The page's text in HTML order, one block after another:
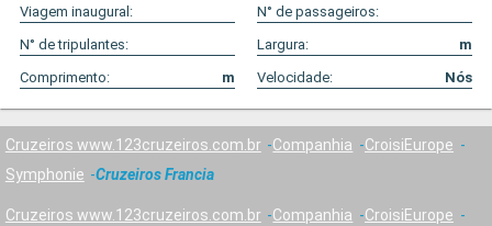
Viagem inaugural:
N° de passageiros:
N° de tripulantes:
Largura:
m
Comprimento:
m Velocidade: Nós
Cruzeiros www.123cruzeiros.com.br Companhia
CroisiEurope
Symphonie
Cruzeiros Francia
Cruzeiros www.123cruzeiros.com.br Companhia
CroisiEurope